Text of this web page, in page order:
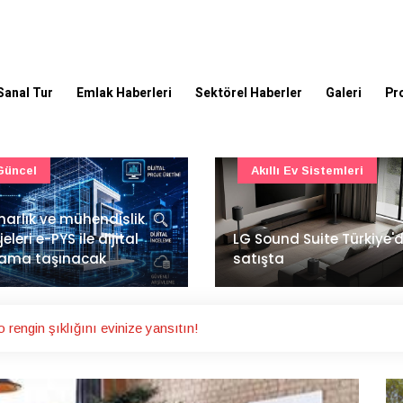
Tur Emlak Haberleri Sektörel Haberler Galeri
Suite Türkiye'de
Ev Sistemleri
İstanbul Havalimanı'nın
ana pistinde sona doğru
Ulaşım
rengin şıklığını evinize yansıtın!